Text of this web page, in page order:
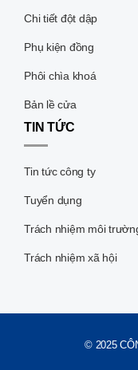
Chi tiết đột dập
Phụ kiện đồng
Phôi chìa khoá
Bản lề cửa
TIN TỨC
Tin tức công ty
Tuyển dụng
Trách nhiệm môi
Trách nhiệm xã hội
© 2025